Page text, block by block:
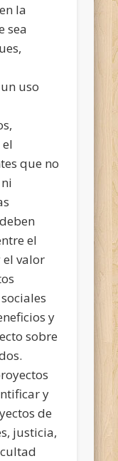
la
sea
uso
que no
el
el valor
y
sobre
y
de
justicia,